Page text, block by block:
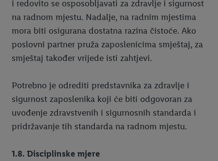
i redovito se osposobljavati za zdravlje i sigurnost
na radnom mjestu. Nadalje, na radnim mjestima
mora biti osigurana dostatna razina čistoće. Ako
poslovni partner pruža zaposlenicima smještaj, za
smještaj također vrijede isti zahtjevi.
Potrebno je odrediti predstavnika za zdravlje i
sigurnost zaposlenika koji će biti odgovoran za
uvođenje zdravstvenih i sigurnosnih standarda i
pridržavanje tih standarda na radnom mjestu.
1.8. Disciplinske mjere